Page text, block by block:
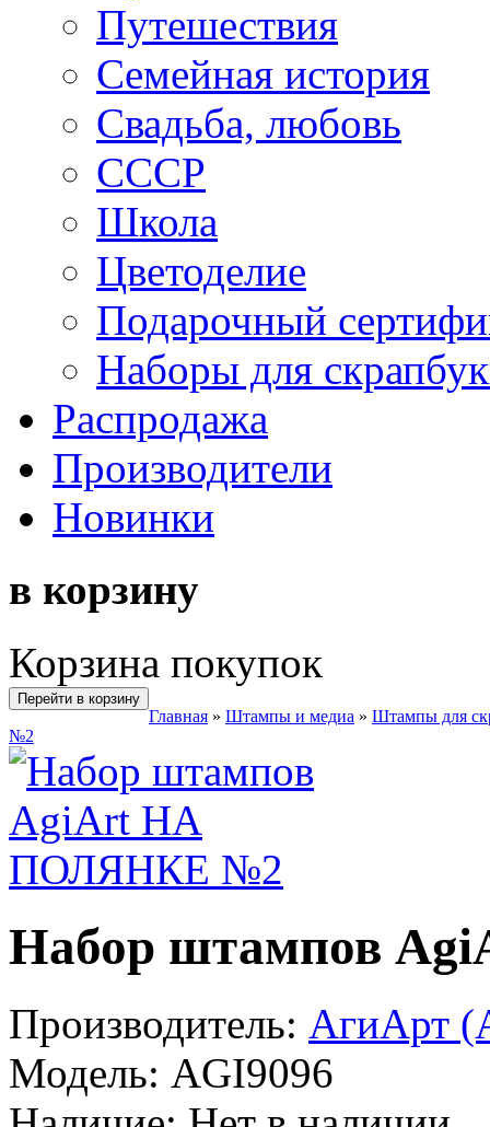
Путешествия
Семейная история
Свадьба, любовь
СССР
Школа
Цветоделие
Подарочный
Наборы для
Распродажа
Производители
Новинки
в корзину
Корзина покупок
Перейти в корзину
Главная » Штампы и медиа » Штампы для
№2
Набор штампов
Производитель: АгиАрт
Модель: AGI9096